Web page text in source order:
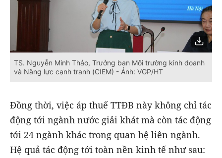
TS. Nguyễn Minh Thảo, Trưởng ban Môi trường kinh doanh
và Năng lực cạnh tranh (CIEM) - Ảnh: VGP/HT
Đồng thời, việc áp thuế TTĐB này không chỉ tác
động tới ngành nước giải khát mà còn tác động
tới 24 ngành khác trong quan hệ liên ngành.
Hệ quả tác động tới toàn nền kinh tế như sau: